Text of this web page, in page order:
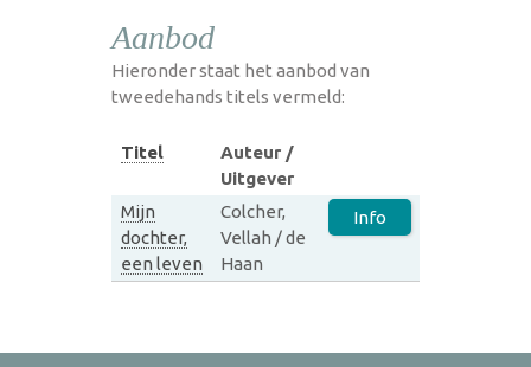
Aanbod
Hieronder staat het aanbod van
tweedehands titels vermeld:
Titel
Auteur /
Uitgever
Mijn
dochter,
een leven
Colcher,
Vellah / de
Haan
Info